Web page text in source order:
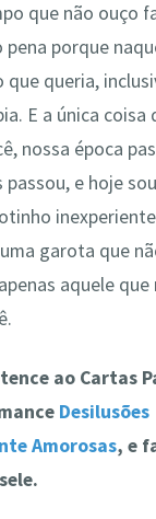
que não ouço
porque
que queria,
E a única coisa
nossa época
passou, e hoje
garota que
aquele que
ao Cartas
Desilusões
Amorosas, e